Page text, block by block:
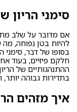
סימני הריון
להיות בטן נפוחה, מה
בסופו של דבר, סימני
חלקם פיזיים, בעוד
ההתנהגותיים של
בתדירות גבוהה יותר,
איך מזהים